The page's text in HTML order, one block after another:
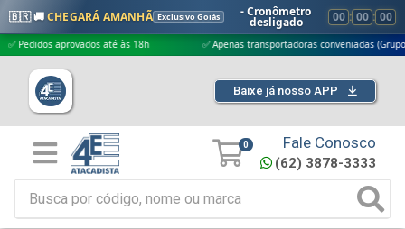
🇧🇷 🚚CHEGARÁ AMANHÃ Exclusivo Goiás - Cronômetro
desligado 00 : 00 : 00
aprovados até às 18h ✅ Apenas transportadoras conveniadas (Grupo G5)
Baixe já nosso APP
0 Fale Conosco
(62) 3878-3333